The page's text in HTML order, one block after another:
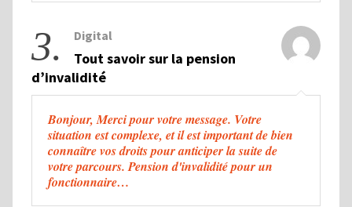
3. Digital
Tout savoir sur la pension
d’invalidité
Bonjour, Merci pour votre message. Votre
situation est complexe, et il est important de bien
connaître vos droits pour anticiper la suite de
votre parcours. Pension d'invalidité pour un
fonctionnaire…